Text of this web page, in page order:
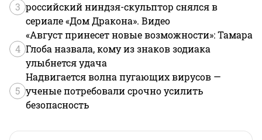
3 российский ниндзя-скульптор снялся в
сериале «Дом Дракона». Видео
4
«Август принесет новые возможности»: Тамара
Глоба назвала, кому из знаков зодиака
улыбнется удача
5
Надвигается волна пугающих вирусов —
ученые потребовали срочно усилить
безопасность